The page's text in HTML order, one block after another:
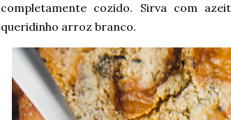
completamente cozido. Sirva com
queridinho arroz branco.